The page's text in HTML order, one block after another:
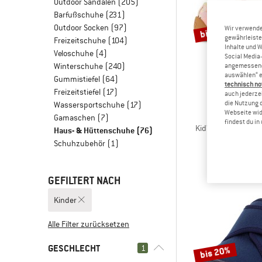
Barfußschuhe (231)
Outdoor Socken (97)
Freizeitschuhe (104)
Veloschuhe (4)
Winterschuhe (240)
Gummistiefel (64)
Freizeitstiefel (17)
Wassersportschuhe (17)
Gamaschen (7)
Haus- & Hüttenschuhe (76)
Schuhzubehör (1)
GEFILTERT NACH
Kinder
Alle Filter zurücksetzen
GESCHLECHT 1
bis 20%
Kid's Hausschuh
bis 20%
Wir
Inhalte und
Social
auswählen“
technisch
auch
die Nutzung
Webseite
findest du in